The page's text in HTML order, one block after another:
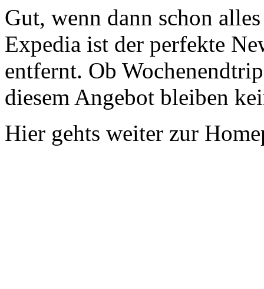
Gut, wenn dann schon
Expedia ist der perfekte
entfernt. Ob
diesem Angebot bleiben
Hier gehts weiter zur